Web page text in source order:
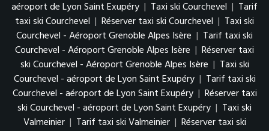
aéroport de Lyon Saint Exupéry | Taxi ski Courchevel | Tarif
taxi ski Courchevel | Réserver taxi ski Courchevel | Taxi ski
Courchevel - Aéroport Grenoble Alpes Isère | Tarif taxi ski
Courchevel - Aéroport Grenoble Alpes Isère | Réserver taxi
ski Courchevel - Aéroport Grenoble Alpes Isère | Taxi ski
Courchevel - aéroport de Lyon Saint Exupéry | Tarif taxi ski
Courchevel - aéroport de Lyon Saint Exupéry | Réserver taxi
ski Courchevel - aéroport de Lyon Saint Exupéry | Taxi ski
Valmeinier | Tarif taxi ski Valmeinier | Réserver taxi ski